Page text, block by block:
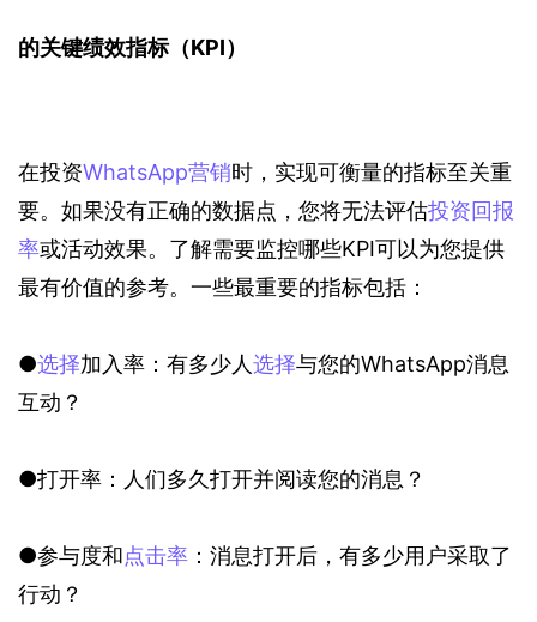
的关键绩效指标（KPI）
在投资WhatsApp营销时，实现可衡量的指标至关重
要。如果没有正确的数据点，您将无法评估投资回报
率或活动效果。了解需要监控哪些KPI可以为您提供
最有价值的参考。一些最重要的指标包括：
●选择加入率：有多少人选择与您的WhatsApp消息
互动？
●打开率：人们多久打开并阅读您的消息？
●参与度和点击率 ：消息打开后，有多少用户采取了
行动？